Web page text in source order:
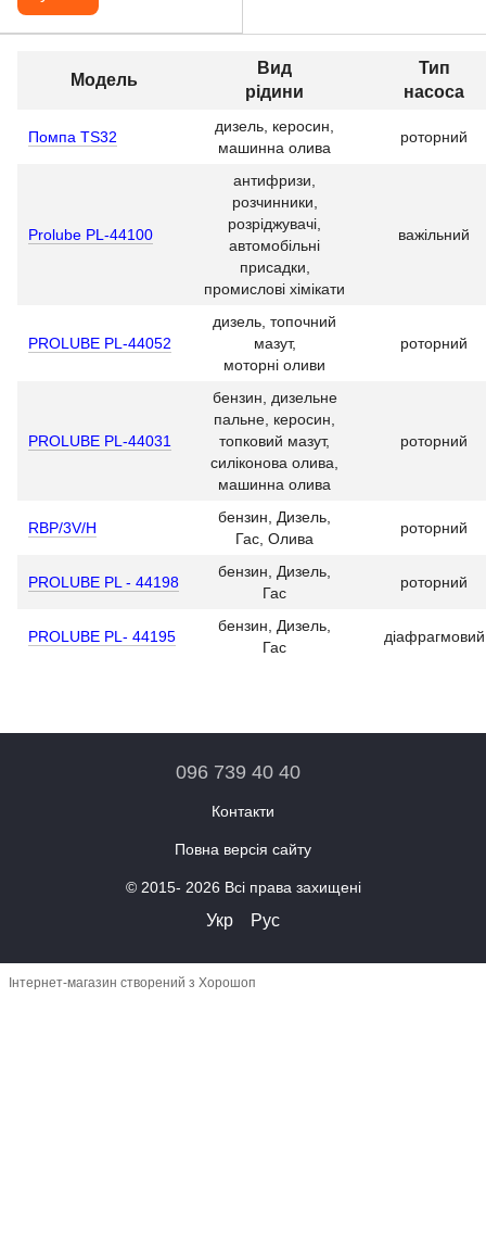
Модель
Вид
рідини
Тип
насоса
Помпа TS32
дизель, керосин,
машинна олива
роторний
Prolube PL-44100
антифризи,
розчинники,
розріджувачі,
автомобільні
присадки,
промислові хімікати
важільний
PROLUBE ​PL-44052
дизель, топочний
мазут,
моторні оливи
роторний
PROLUBE ​PL-44031
бензин, дизельне
пальне, керосин,
топковий мазут,
силіконова олива,
машинна олива
роторний
RBP/3V/H
бензин, Дизель,
Гас, Олива
роторний
PROLUBE ​PL - 44198
бензин, Дизель,
Гас
роторний
PROLUBE PL- 44195
бензин, Дизель,
Гас
діафрагмовий
096 739 40 40
Контакти
Повна версія сайту
© 2015- 2026 Всі права захищені
Укр Рус
Інтернет-магазин створений з Хорошоп